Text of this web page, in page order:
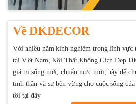
Về DKDECOR
Với nhiều năm kinh nghiệm trong lĩnh vực
tại Việt Nam, Nội Thất Không Gian Đẹp
giá trị sống mới, chuẩn mực mới, hãy để
tinh thần và sự bền vững cho cuộc sống
tôi tại đây